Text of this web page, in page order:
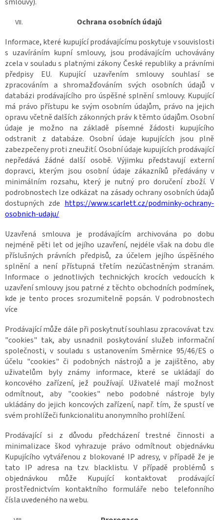
Ochrana osobních údajů
Informace, které kupující prodávajícímu poskytuje v souvislosti
s uzavíráním kupní smlouvy, jsou prodávajícím uchovávány
zcela v souladu s platnými zákony České republiky a právními
předpisy EU. Kupující uzavřením smlouvy souhlasí se
zpracováním a shromažďováním svých osobních údajů v
databázi prodávajícího pro úspěšné splnění smlouvy. Kupující
má právo přístupu ke svým osobním údajům, právo na jejich
opravu včetně dalších zákonných práv k těmto údajům. Osobní
údaje je možno na základě písemné žádosti kupujícího
odstranit z databáze. Osobní údaje kupujících jsou plně
zabezpečeny proti zneužití. Osobní údaje kupujících prodávající
nepředává žádné další osobě. Výjimku představují externí
dopravci, kterým jsou osobní údaje zákazníků předávány v
minimálním rozsahu, který je nutný pro doručení zboží. V
podrobnostech lze odkázat na zásady ochrany osobních údajů
dostupných zde https://www.scarlett.cz/podminky-ochrany-
osobnich-udaju/
Uzavřená smlouva je prodávajícím archivována po dobu
nejméně pěti let od jejího uzavření, nejdéle však na dobu dle
příslušných právních předpisů, za účelem jejího úspěšného
splnění a není přístupná třetím nezúčastněným stranám.
Informace o jednotlivých technických krocích vedoucích k
uzavření smlouvy jsou patrné z těchto obchodních podmínek,
kde je tento proces srozumitelně popsán. V podrobnostech
více
Prodávající může dále při poskytnutí souhlasu zpracovávat tzv.
"cookies" tak, aby usnadnil poskytování služeb informační
společnosti, v souladu s ustanovením Směrnice 95/46/ES o
účelu "cookies" či podobných nástrojů a je zajištěno, aby
uživatelům byly známy informace, které se ukládají do
koncového zařízení, jež používají. Uživatelé mají možnost
odmítnout, aby "cookies" nebo podobné nástroje byly
ukládány do jejich koncových zařízení, např. tím, že spustí ve
svém prohlížeči funkcionalitu anonymního prohlížení.
Prodávající si z důvodu předcházení trestné činnosti a
minimalizace škod vyhrazuje právo odmítnout objednávku
Kupujícího vytvářenou z blokované IP adresy, v případě že je
tato IP adresa na tzv. blacklistu. V případě problémů s
objednávkou může Kupující kontaktovat prodávající
prostřednictvím kontaktního formuláře nebo telefonního
čísla uvedeného na webu.